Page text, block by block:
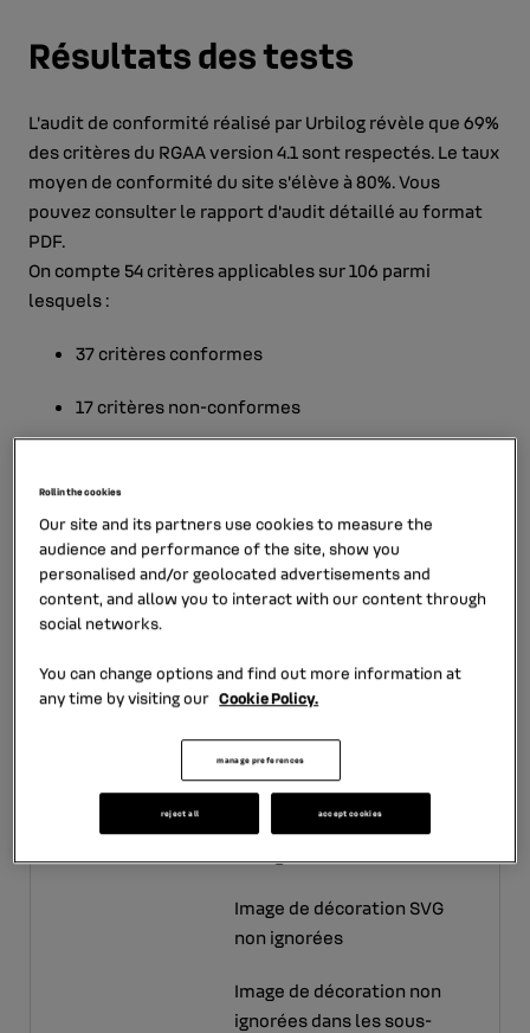
Résultats des tests
L’audit de conformité réalisé par Urbilog révèle que 69%
des critères du RGAA version 4.1 sont respectés. Le taux
moyen de conformité du site s’élève à 80%. Vous
pouvez consulter le rapport d'audit détaillé au format
PDF.
On compte 54 critères applicables sur 106 parmi
lesquels :
37 critères conformes
17 critères non-conformes
Contenus non-accessibles
Les contenus listés ci-dessous ne sont pas accessibles
pour les raisons suivantes :
Non conformité
Logo sans alternative
textuelle
Image de décoration IMG
Image de décoration SVG
non ignorées
Image de décoration non
ignorées dans les sous-
Roll in the cookies
Our site and its partners use cookies to measure the
audience and performance of the site, show you
personalised and/or geolocated advertisements and
content, and allow you to interact with our content through
social networks.
You can change options and find out more information at
any time by visiting our Cookie Policy.
manage preferences
reject all accept cookies